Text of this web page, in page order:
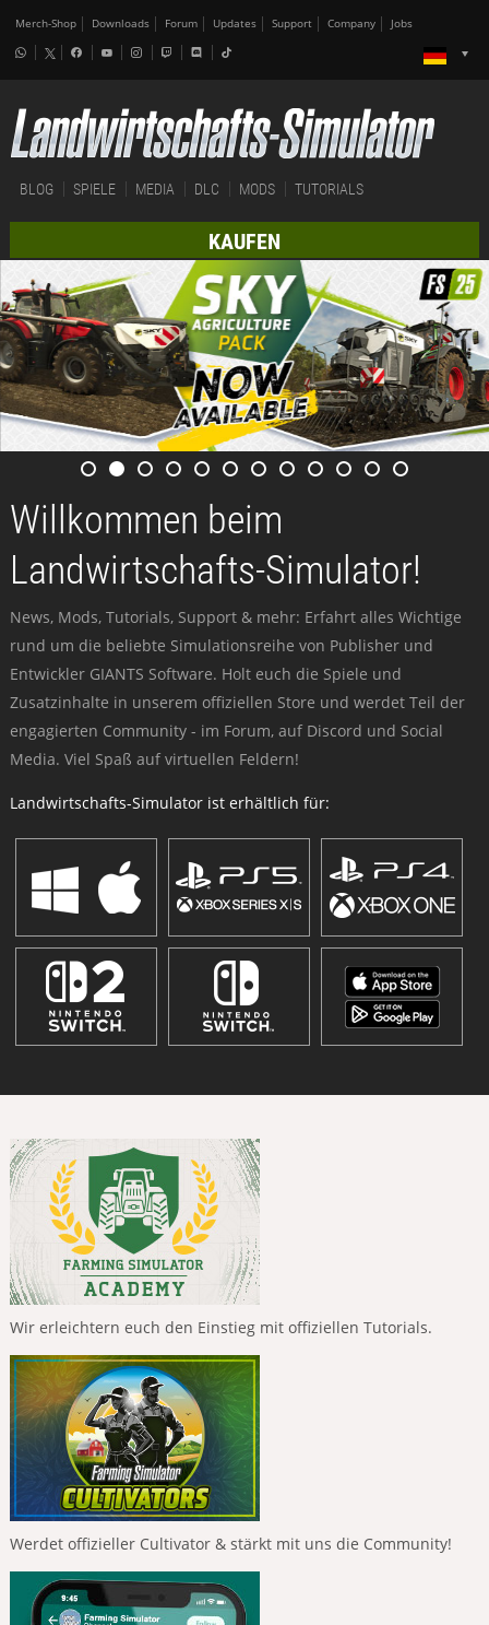
Merch-Shop Downloads Forum Updates Support Company Jobs
BLOG SPIELE MEDIA DLC MODS TUTORIALS
KAUFEN
Willkommen beim
Landwirtschafts-Simulator!
News, Mods, Tutorials, Support & mehr: Erfahrt alles Wichtige
rund um die beliebte Simulationsreihe von Publisher und
Entwickler GIANTS Software. Holt euch die Spiele und
Zusatzinhalte in unserem offiziellen Store und werdet Teil der
engagierten Community - im Forum, auf Discord und Social
Media. Viel Spaß auf virtuellen Feldern!
Landwirtschafts-Simulator ist erhältlich für:
Wir erleichtern euch den Einstieg mit offiziellen Tutorials.
Werdet offizieller Cultivator & stärkt mit uns die Community!